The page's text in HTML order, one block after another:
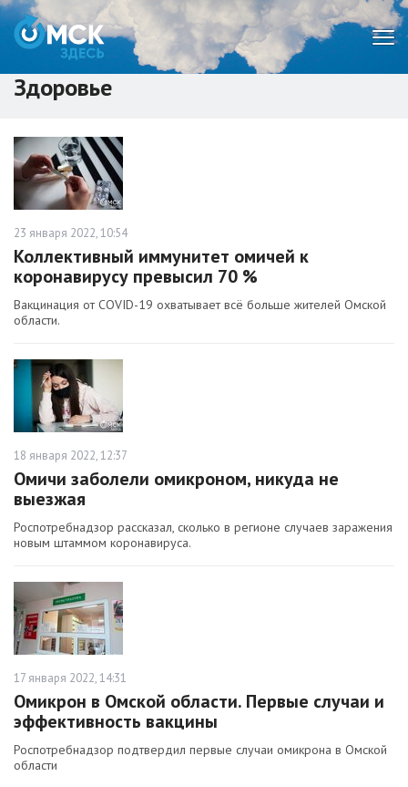
Здоровье
23 января 2022, 10:54
Коллективный иммунитет омичей к
коронавирусу превысил 70 %
Вакцинация от COVID-19 охватывает всё больше жителей Омской
области.
18 января 2022, 12:37
Омичи заболели омикроном, никуда не
выезжая
Роспотребнадзор рассказал, сколько в регионе случаев заражения
новым штаммом коронавируса.
17 января 2022, 14:31
Омикрон в Омской области. Первые случаи и
эффективность вакцины
Роспотребнадзор подтвердил первые случаи омикрона в Омской
области